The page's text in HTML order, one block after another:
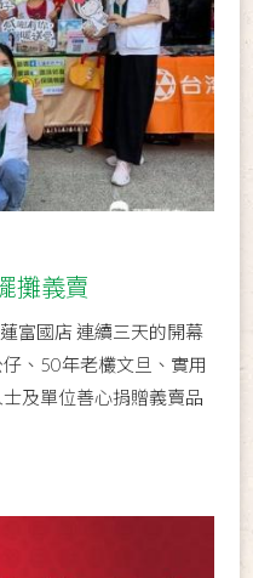
攤義賣
富國店 連續三天的開幕
、50年老欉文旦、實用
及單位善心捐贈義賣品